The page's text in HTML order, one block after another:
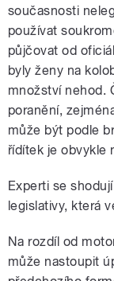
současnosti
používat
půjčovat od
byly ženy na
množství nehod.
poranění,
může být podle
řídítek je obvykle
Experti se
legislativy, která
Na rozdíl od
může nastoupit